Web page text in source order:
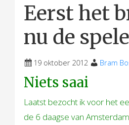
Eerst het
nu de
19 oktober 2012 Bram
Niets saai
Laatst bezocht ik voor het
de 6 daagse van